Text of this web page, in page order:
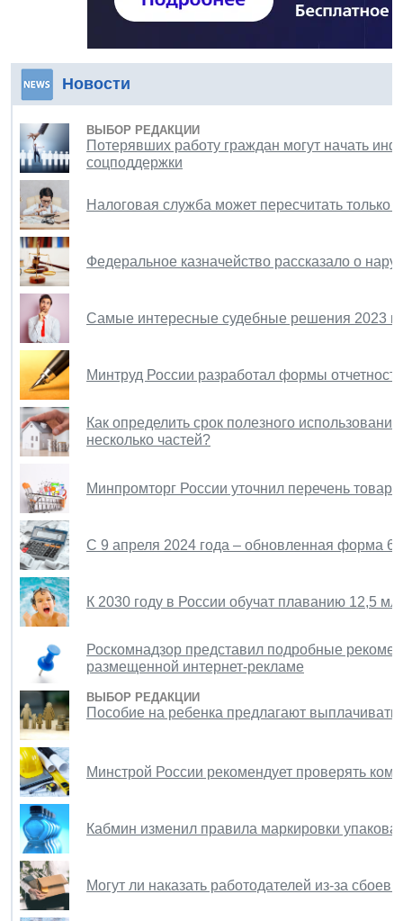
Новости
ВЫБОР РЕДАКЦИИ
Потерявших работу граждан могут начать
соцподдержки
Налоговая служба может пересчитать только
Федеральное казначейство рассказало о
Самые интересные судебные решения 2023
Минтруд России разработал формы
Как определить срок полезного
несколько частей?
Минпромторг России уточнил перечень
С 9 апреля 2024 года – обновленная форма
К 2030 году в России обучат плаванию 12,5
Роскомнадзор представил подробные
размещенной интернет-рекламе
ВЫБОР РЕДАКЦИИ
Пособие на ребенка предлагают
Минстрой России рекомендует проверять
Кабмин изменил правила маркировки
Могут ли наказать работодателей из-за